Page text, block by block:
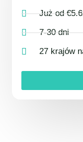
Już od
7-30 dni
27 krajów